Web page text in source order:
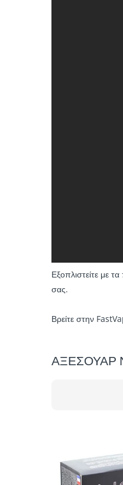
Εξοπλιστείτε με
σας.
Βρείτε στην
ΑΞΕΣΟΥΑΡ